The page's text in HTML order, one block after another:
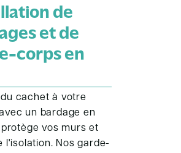
de
et de
corps en
du cachet à votre
un bardage en
protège vos murs et
l'isolation. Nos garde-